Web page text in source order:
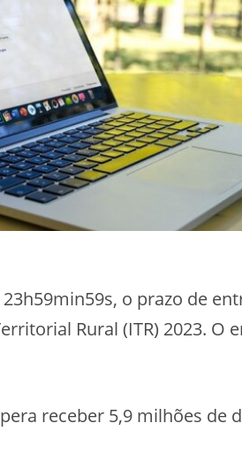
o prazo de
Rural (ITR) 2023. O
receber 5,9 milhões de